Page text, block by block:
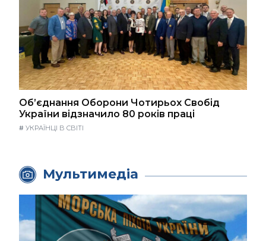
Об’єднання Оборони Чотирьох Свобід
України відзначило 80 років праці
# УКРАЇНЦІ В СВІТІ
Мультимедіа